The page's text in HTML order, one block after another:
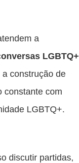
a
LGBTQ+
construção de
constante com
LGBTQ+.
discutir partidas,